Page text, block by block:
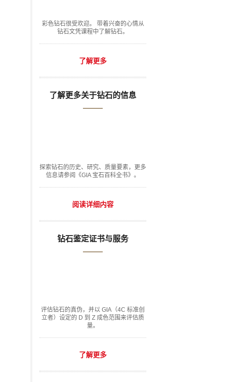
彩色钻石很受欢迎。 带着兴奋的心情从
钻石文凭课程中了解钻石。
了解更多
了解更多关于钻石的信息
探索钻石的历史、研究、质量要素，更多
信息请参阅《GIA 宝石百科全书》。
阅读详细内容
钻石鉴定证书与服务
评估钻石的真伪，并以 GIA（4C 标准创
立者）设定的 D 到 Z 成色范围来评估质
量。
了解更多